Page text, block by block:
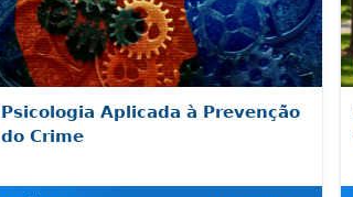
Psicologia Aplicada à Prevenção
do Crime